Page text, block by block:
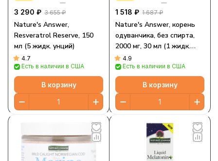
3 290 ₽ 3 655 ₽
Nature's Answer,
Resveratrol Reserve, 150
мл (5 жидк. унций)
4.7
Есть в наличии в США
В корзину
1 518 ₽ 1 687 ₽
Nature's Answer, корень
одуванчика, без спирта,
2000 мг, 30 мл (1 жидк.
унция)
4.9
Есть в наличии в США
В корзину